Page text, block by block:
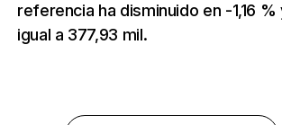
referencia ha disminuido en -1,16 %
igual a 377,93 mil.